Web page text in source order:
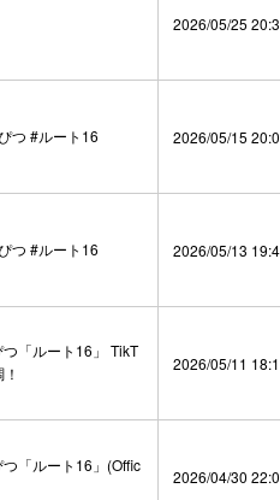
2026/05/25
つ #ルート16 2026/05/15
つ #ルート16 2026/05/13
「ルート16」 TikT
2026/05/11
「ルート16」(Offic
2026/04/30